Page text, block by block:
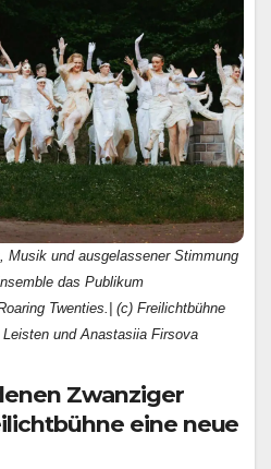
Musik und ausgelassener Stimmung
das Publikum
Twenties.| (c) Freilichtbühne
und Anastasiia Firsova
Zwanziger
eine neue